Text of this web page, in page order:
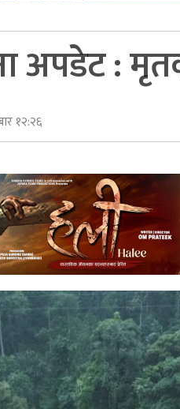
अपडेट :
१२:२६